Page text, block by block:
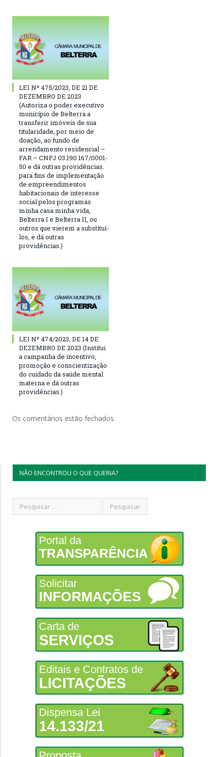
LEI Nº 475/2023, DE 21 DE
DEZEMBRO DE 2023
(Autoriza o poder executivo
município de Belterra a
transferir imóveis de sua
titularidade, por meio de
doação, ao fundo de
arrendamento residencial –
FAR – CNPJ 03.190.167/0001-
50 e dá outras providências.
para fins de implementação
de empreendimentos
habitacionais de interesse
social pelos programas
minha casa minha vida,
Belterra I e Belterra II, ou
outros que vierem a substituí-
los, e dá outras
providências.)
LEI Nº 474/2023, DE 14 DE
DEZEMBRO DE 2023 (Institui
a campanha de incentivo,
promoção e conscientização
do cuidado da saúde mental
materna e dá outras
providências.)
Os comentários estão fechados.
NÃO ENCONTROU O QUE QUERIA?
Portal da
TRANSPARÊNCIA
Solicitar
INFORMAÇÕES
Carta de
SERVIÇOS
Editais e Contratos de
LICITAÇÕES
Dispensa Lei
14.133/21